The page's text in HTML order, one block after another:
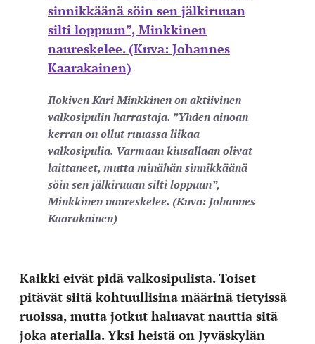
Ilokiven Kari Minkkinen on aktiivinen
valkosipulin harrastaja. ”Yhden ainoan
kerran on ollut ruuassa liikaa
valkosipulia. Varmaan kiusallaan olivat
laittaneet, mutta minähän sinnikkäänä
söin sen jälkiruuan silti loppuun”,
Minkkinen naureskelee. (Kuva: Johannes
Kaarakainen)
Kaikki eivät pidä valkosipulista. Toiset
pitävät siitä kohtuullisina määrinä tietyissä
ruoissa, mutta jotkut haluavat nauttia sitä
joka aterialla. Yksi heistä on Jyväskylän